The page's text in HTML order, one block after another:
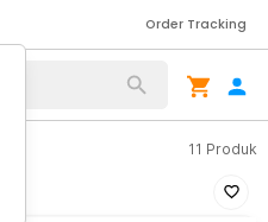
Order Tracking
11 Produk